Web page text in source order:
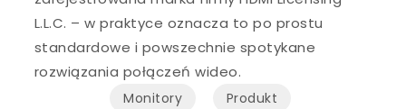
L.L.C. – w praktyce oznacza to po prostu
standardowe i powszechnie spotykane
rozwiązania połączeń wideo.
Monitory Produkt